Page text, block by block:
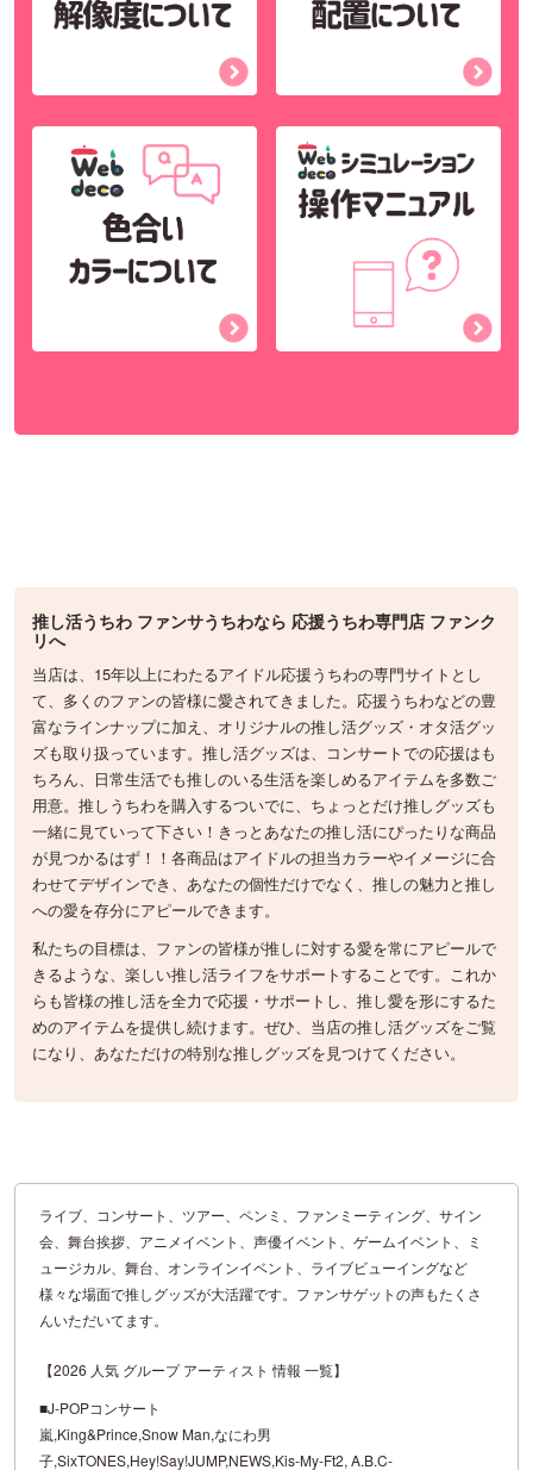
推し活うちわ ファンサうちわなら 応援うちわ専門店 ファンク
リへ
当店は、15年以上にわたるアイドル応援うちわの専門サイトとし
て、多くのファンの皆様に愛されてきました。応援うちわなどの豊
富なラインナップに加え、オリジナルの推し活グッズ・オタ活グッ
ズも取り扱っています。推し活グッズは、コンサートでの応援はも
ちろん、日常生活でも推しのいる生活を楽しめるアイテムを多数ご
用意。推しうちわを購入するついでに、ちょっとだけ推しグッズも
一緒に見ていって下さい！きっとあなたの推し活にぴったりな商品
が見つかるはず！！各商品はアイドルの担当カラーやイメージに合
わせてデザインでき、あなたの個性だけでなく、推しの魅力と推し
への愛を存分にアピールできます。
私たちの目標は、ファンの皆様が推しに対する愛を常にアピールで
きるような、楽しい推し活ライフをサポートすることです。これか
らも皆様の推し活を全力で応援・サポートし、推し愛を形にするた
めのアイテムを提供し続けます。ぜひ、当店の推し活グッズをご覧
になり、あなただけの特別な推しグッズを見つけてください。
ライブ、コンサート、ツアー、ペンミ、ファンミーティング、サイン
会、舞台挨拶、アニメイベント、声優イベント、ゲームイベント、ミ
ュージカル、舞台、オンラインイベント、ライブビューイングなど
様々な場面で推しグッズが大活躍です。ファンサゲットの声もたくさ
んいただいてます。
【2026 人気 グループ アーティスト 情報 一覧】
■J-POPコンサート
嵐,King&Prince,Snow Man,なにわ男
子,SixTONES,Hey!Say!JUMP,NEWS,Kis-My-Ft2, A.B.C-